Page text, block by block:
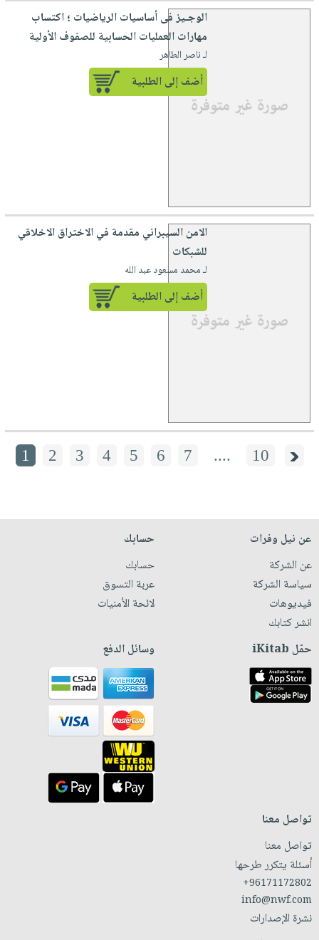
الوجـيز فى أساسيات الرياضيات ؛ اكتساب
مهارات العمليات الحسابية للصفوف الأولية
لـ ناصر الطاهر
أضف إلى الطلبية
الامن السيبراني مقدمة في الاختراق الاخلاقي
للشبكات
لـ محمد مسعود عبد الله
أضف إلى الطلبية
1 2 3 4 5 6 7 .... 10
عن نيل وفرات
عن الشركة
سياسة الشركة
فيديوهات
انشر كتابك
حسابك
حسابك
عربة التسوق
لائحة الأمنيات
حمّل iKitab وسائل الدفع
تواصل معنا
تواصل معنا
أسئلة يتكرر طرحها
+96171172802
info@nwf.com
نشرة الإصدارات